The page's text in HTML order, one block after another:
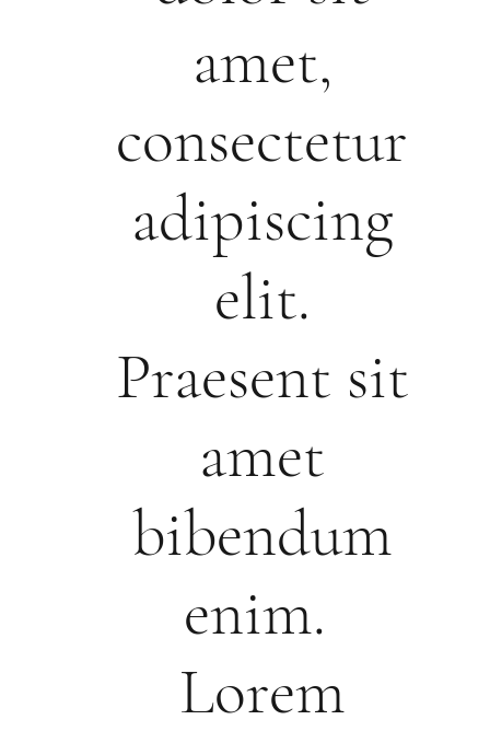
amet,
consectetur
adipiscing
elit.
Praesent sit
amet
bibendum
enim.
Lorem